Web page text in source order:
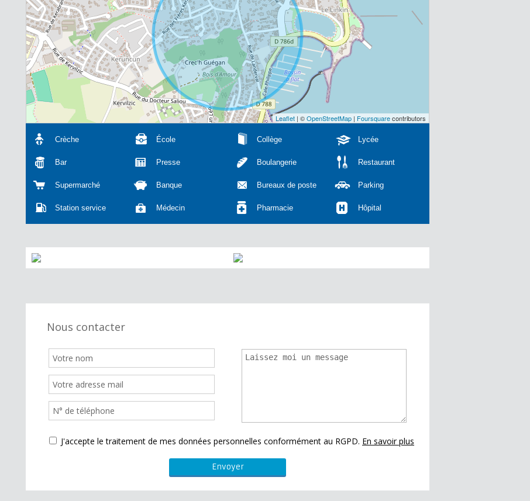
Leaflet | ©OpenStreetMap | Foursquarecontributors
Crèche École Collège Lycée
Bar Presse Boulangerie Restaurant
Supermarché Banque Bureaux de poste Parking
Station service Médecin Pharmacie Hôpital
Nous contacter
J'accepte le traitement de mes données personnelles conformément au RGPD. En savoir plus